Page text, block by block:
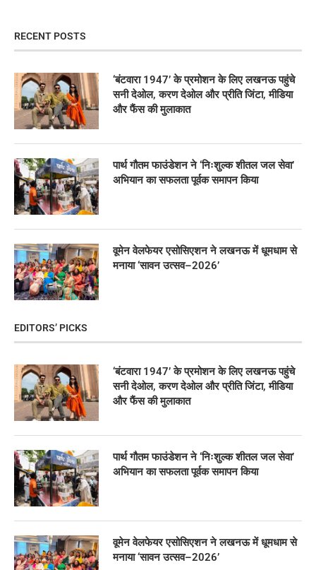
RECENT POSTS
‘बंटवारा 1947’ के प्रमोशन के लिए लखनऊ पहुंचे
सनी देओल, करण देओल और प्रीति जिंटा, मीडिया
और फैंस की मुलाकात
पार्थ गौतम फाउंडेशन ने ‘निःशुल्क शीतल जल सेवा’
अभियान का सफलता पूर्वक समापन किया
वूमेन वेलफेयर एसोसिएशन ने लखनऊ में धूमधाम से
मनाया ‘सावन उत्सव–2026’
EDITORS’ PICKS
‘बंटवारा 1947’ के प्रमोशन के लिए लखनऊ पहुंचे
सनी देओल, करण देओल और प्रीति जिंटा, मीडिया
और फैंस की मुलाकात
पार्थ गौतम फाउंडेशन ने ‘निःशुल्क शीतल जल सेवा’
अभियान का सफलता पूर्वक समापन किया
वूमेन वेलफेयर एसोसिएशन ने लखनऊ में धूमधाम से
मनाया ‘सावन उत्सव–2026’